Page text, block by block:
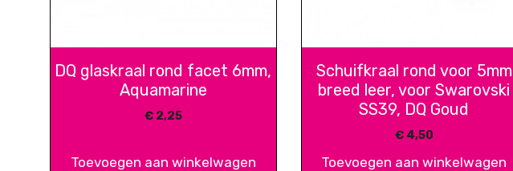
DQ glaskraal rond facet 6mm,
Aquamarine
€2,25
Toevoegen aan winkelwagen
Schuifkraal rond voor 5mm
breed leer, voor Swarovski
SS39, DQ Goud
€4,50
Toevoegen aan winkelwagen